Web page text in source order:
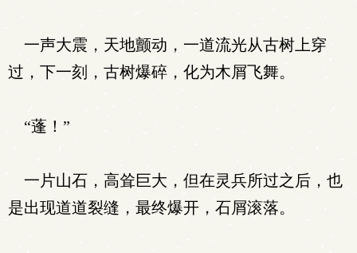
一声大震，天地颤动，一道流光从古树上穿
过，下一刻，古树爆碎，化为木屑飞舞。
“蓬！”
一片山石，高耸巨大，但在灵兵所过之后，也
是出现道道裂缝，最终爆开，石屑滚落。